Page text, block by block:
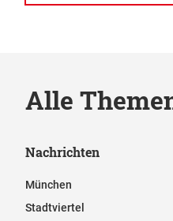
Alle
Nachrichten
München
Stadtviertel